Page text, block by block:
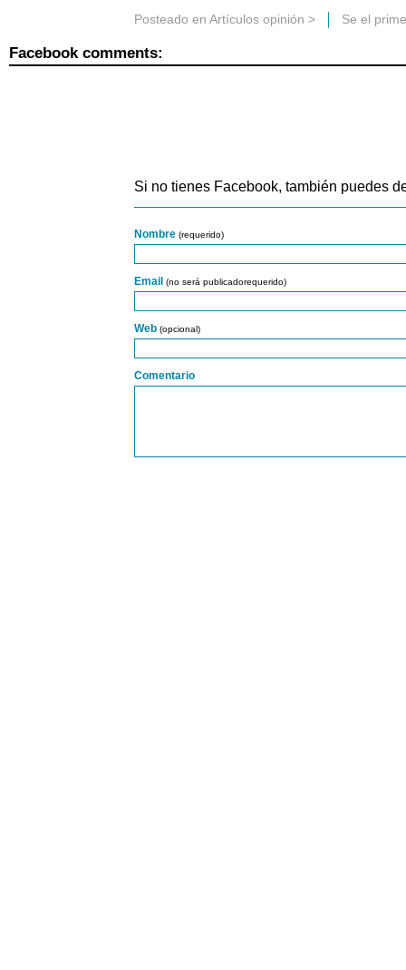
Posteado en Artículos opinión > Se el
Facebook comments:
Si no tienes Facebook, también puedes
Nombre (requerido)
Email (no será publicadorequerido)
Web (opcional)
Comentario